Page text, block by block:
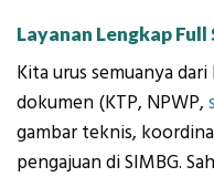
Layanan Lengkap Full
Kita urus semuanya
dokumen (KTP, NPWP,
gambar teknis,
pengajuan di SIMBG.